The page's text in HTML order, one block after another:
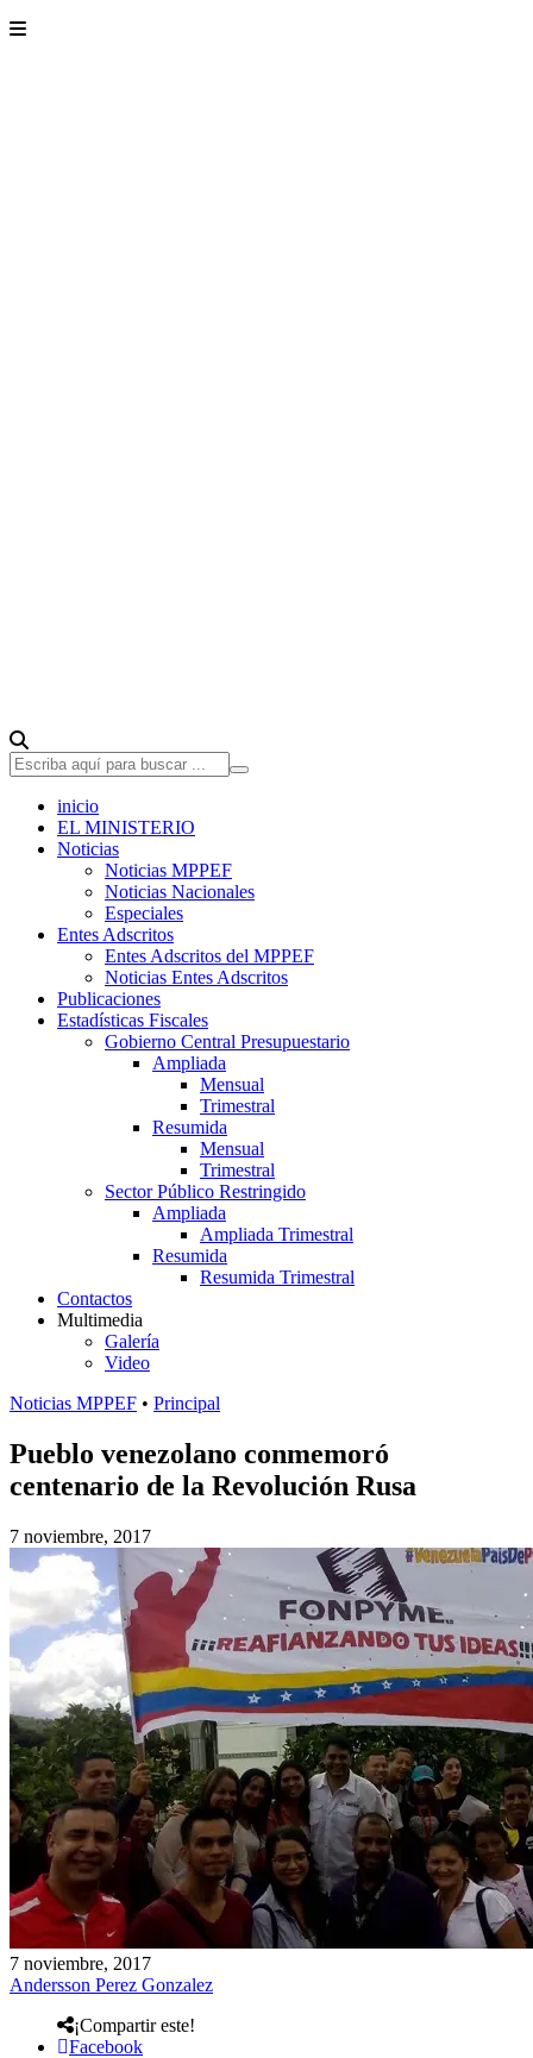
inicio
EL MINISTERIO
Noticias
Noticias MPPEF
Noticias Nacionales
Especiales
Entes Adscritos
Entes Adscritos del MPPEF
Noticias Entes Adscritos
Publicaciones
Estadísticas Fiscales
Gobierno Central Presupuestario
Ampliada
Mensual
Trimestral
Resumida
Mensual
Trimestral
Sector Público Restringido
Ampliada
Ampliada Trimestral
Resumida
Resumida Trimestral
Contactos
Multimedia
Galería
Video
Noticias MPPEF • Principal
Pueblo venezolano conmemoró
centenario de la Revolución Rusa
7 noviembre, 2017
7 noviembre, 2017
Andersson Perez Gonzalez
¡Compartir este!
Facebook